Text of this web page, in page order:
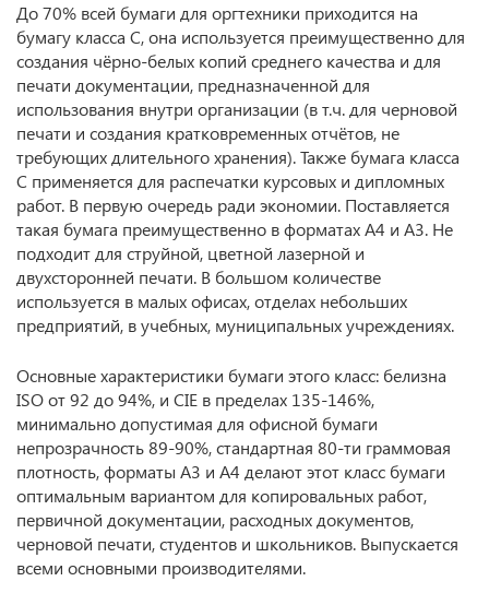
До 70% всей бумаги для оргтехники приходится на
бумагу класса C, она используется преимущественно для
создания чёрно-белых копий среднего качества и для
печати документации, предназначенной для
использования внутри организации (в т.ч. для черновой
печати и создания кратковременных отчётов, не
требующих длительного хранения). Также бумага класса
C применяется для распечатки курсовых и дипломных
работ. В первую очередь ради экономии. Поставляется
такая бумага преимущественно в форматах A4 и A3. Не
подходит для струйной, цветной лазерной и
двухсторонней печати. В большом количестве
используется в малых офисах, отделах небольших
предприятий, в учебных, муниципальных учреждениях.
Основные характеристики бумаги этого класс: белизна
ISO от 92 до 94%, и CIE в пределах 135-146%,
минимально допустимая для офисной бумаги
непрозрачность 89-90%, стандартная 80-ти граммовая
плотность, форматы А3 и А4 делают этот класс бумаги
оптимальным вариантом для копировальных работ,
первичной документации, расходных документов,
черновой печати, студентов и школьников. Выпускается
всеми основными производителями.